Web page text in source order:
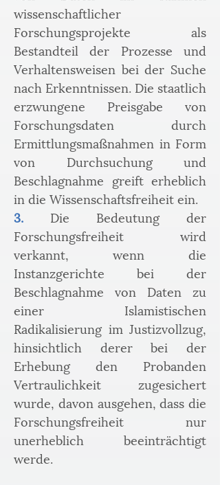
wissenschaftlicher
Forschungsprojekte als
Bestandteil der Prozesse und
Verhaltensweisen bei der Suche
nach Erkenntnissen. Die staatlich
erzwungene Preisgabe von
Forschungsdaten durch
Ermittlungsmaßnahmen in Form
von Durchsuchung und
Beschlagnahme greift erheblich
in die Wissenschaftsfreiheit ein.
3. Die Bedeutung der
Forschungsfreiheit wird
verkannt, wenn die
Instanzgerichte bei der
Beschlagnahme von Daten zu
einer Islamistischen
Radikalisierung im Justizvollzug,
hinsichtlich derer bei der
Erhebung den Probanden
Vertraulichkeit zugesichert
wurde, davon ausgehen, dass die
Forschungsfreiheit nur
unerheblich beeinträchtigt
werde.